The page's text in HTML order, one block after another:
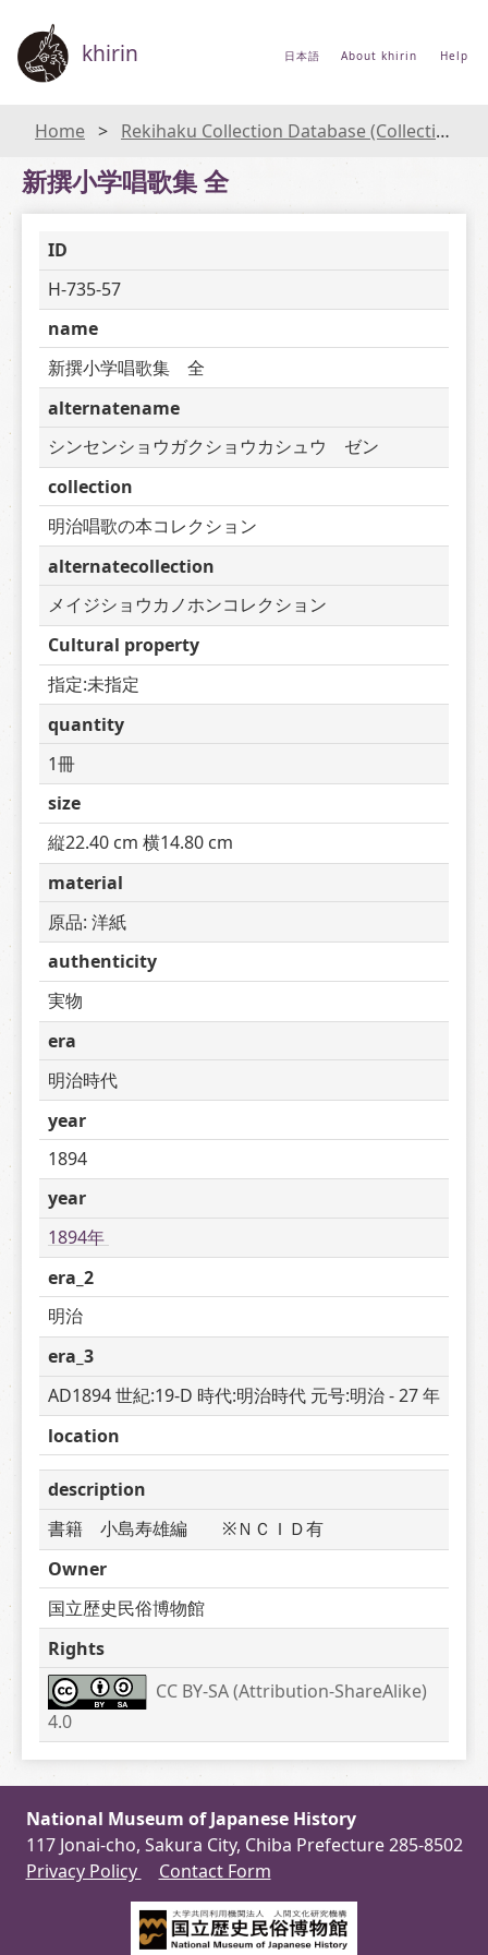
khirin 日本語 About khirin Help
Home Rekihaku Collection Database (Collections Database of the National Museum of Japanese History)
新撰小学唱歌集 全
ID
H-735-57
name
新撰小学唱歌集　全
alternatename
シンセンショウガクショウカシュウ　ゼン
collection
明治唱歌の本コレクション
alternatecollection
メイジショウカノホンコレクション
Cultural property
指定:未指定
quantity
1冊
size
縦22.40 cm 横14.80 cm
material
原品: 洋紙
authenticity
実物
era
明治時代
year
1894
year
1894年
era_2
明治
era_3
AD1894 世紀:19-D 時代:明治時代 元号:明治 - 27 年
location
description
書籍　小島寿雄編　　※ＮＣＩＤ有
Owner
国立歴史民俗博物館
Rights
CC BY-SA (Attribution-ShareAlike)
4.0
National Museum of Japanese History
117 Jonai-cho, Sakura City, Chiba Prefecture 285-8502
Privacy Policy
Contact Form